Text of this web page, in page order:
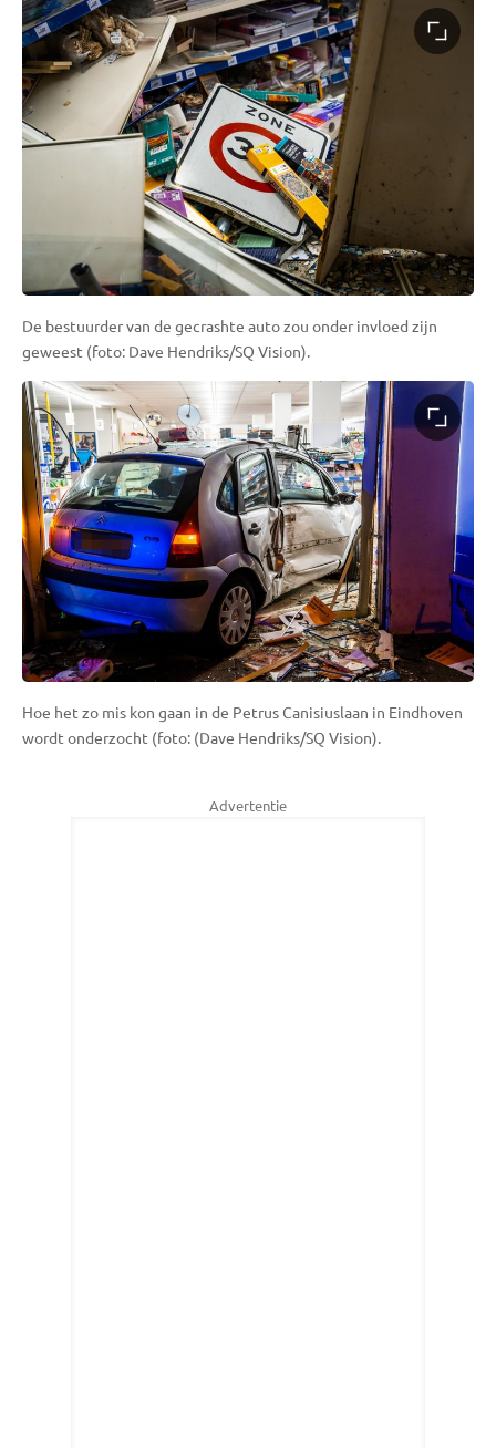
De bestuurder van de gecrashte auto zou onder invloed zijn
geweest (foto: Dave Hendriks/SQ Vision).
Hoe het zo mis kon gaan in de Petrus Canisiuslaan in Eindhoven
wordt onderzocht (foto: (Dave Hendriks/SQ Vision).
Advertentie